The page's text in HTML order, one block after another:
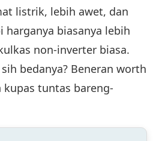
listrik, lebih awet, dan
harganya biasanya lebih
non-inverter biasa.
bedanya? Beneran worth
kupas tuntas bareng-